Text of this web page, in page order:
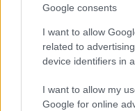
Google consents
I want to allow
related to
device identifiers in
I want to allow my
Google for online
σεζόν. Στη
πατρίδα του, στο
άλλο ένα
καριέρα του στον
ομάδα κατέκτησε
του '74 και το